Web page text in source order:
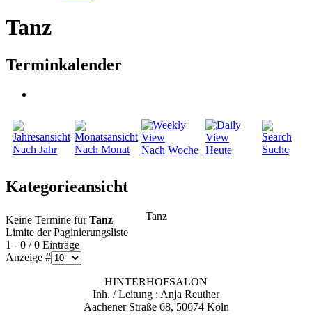
Tanz
Terminkalender
Nach Jahr Nach Monat Nach Woche Heute Suche
Kategorieansicht
Tanz
Keine Termine fürTanz
Limite der Paginierungsliste
1 - 0 / 0 Einträge
Anzeige #
HINTERHOFSALON
Inh. / Leitung : Anja Reuther
Aachener Straße 68, 50674 Köln